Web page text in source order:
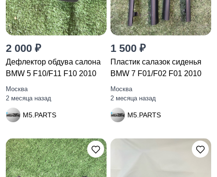
2 000 ₽
Дефлектор обдува салона
BMW 5 F10/F11 F10 2010
Москва
2 месяца назад
M5.PARTS
1 500 ₽
Пластик салазок сиденья
BMW 7 F01/F02 F01 2010
Москва
2 месяца назад
M5.PARTS